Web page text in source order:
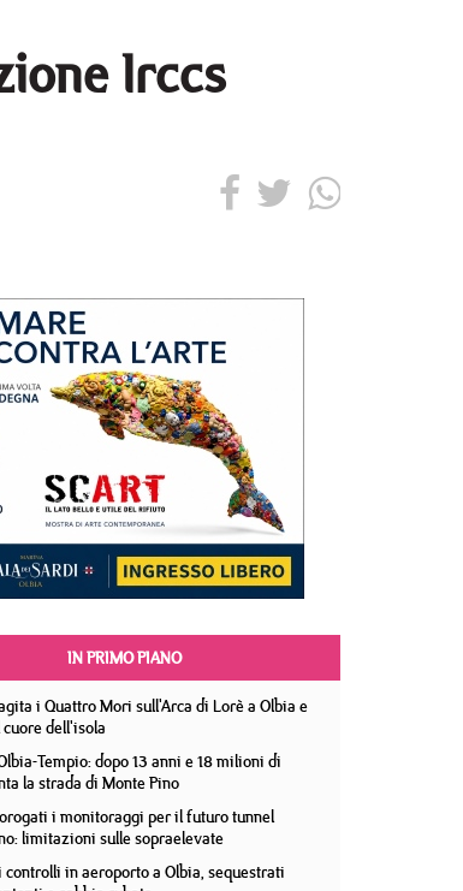
Irccs
IN PRIMO PIANO
i Quattro Mori sull'Arca di Lorè a Olbia e
dell'isola
Tempio: dopo 13 anni e 18 milioni di
la strada di Monte Pino
i monitoraggi per il futuro tunnel
limitazioni sulle sopraelevate
controlli in aeroporto a Olbia, sequestrati